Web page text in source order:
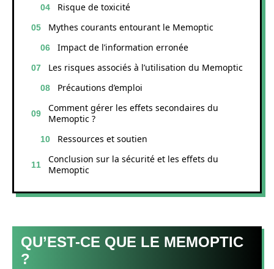
Risque de toxicité
Mythes courants entourant le Memoptic
Impact de l’information erronée
Les risques associés à l’utilisation du Memoptic
Précautions d’emploi
Comment gérer les effets secondaires du
Memoptic ?
Ressources et soutien
Conclusion sur la sécurité et les effets du
Memoptic
QU’EST-CE QUE LE MEMOPTIC
?